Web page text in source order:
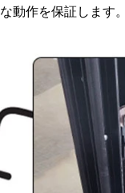
動作を保証します。